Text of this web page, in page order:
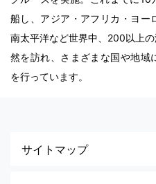
船し、アジア・アフリカ・ヨー
南太平洋など世界中、200以上
然を訪れ、さまざまな国や地域
を行っています。
サイトマップ